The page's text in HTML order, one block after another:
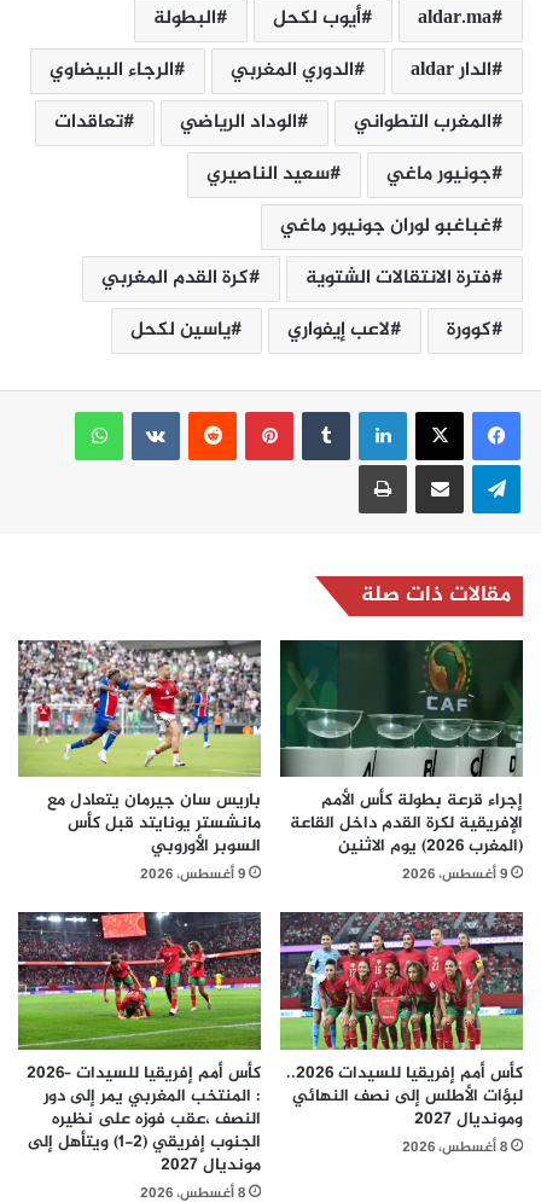
aldar.ma أيوب لكحل
البطولة
الدار aldar
الدوري المغربي
الرجاء البيضاوي
المغرب التطواني
الوداد الرياضي
تعاقدات
جونيور ماغي
سعيد الناصيري
غباغبو لوران جونيور ماغي
فترة الانتقالات الشتوية
كرة القدم المغربي
كوورة
لاعب إيفواري ياسين لكحل
لينكدإن بينتيريست
واتساب
تيلقرام مشاركة عبر البريد طباعة
مقالات ذات صلة
إجراء قرعة بطولة كأس الأمم
الإفريقية لكرة القدم داخل القاعة
(المغرب 2026) يوم الاثنين
9 أغسطس، 2026
باريس سان جيرمان يتعادل مع
مانشستر يونايتد قبل كأس
السوبر الأوروبي
9 أغسطس، 2026
كأس أمم إفريقيا للسيدات 2026..
لبؤات الأطلس إلى نصف النهائي
ومونديال 2027
8 أغسطس، 2026
كأس أمم إفريقيا للسيدات –2026
: المنتخب المغربي يمر إلى دور
النصف ،عقب فوزه على نظيره
الجنوب إفريقي (2-1) ويتأهل إلى
مونديال 2027
8 أغسطس، 2026